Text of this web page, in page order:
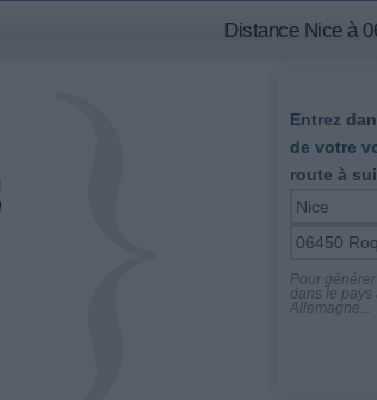
Distance Nice à
Entrez
de votre
route à
Pour
dans le pays
Allemagne...